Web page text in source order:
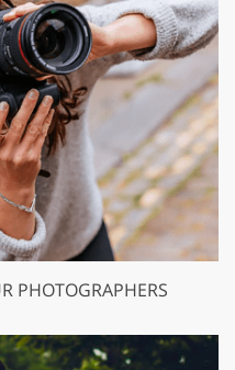
PHOTOGRAPHERS